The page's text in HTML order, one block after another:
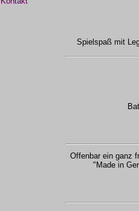
Spielspaß mit
Offenbar ein ganz
"Made in